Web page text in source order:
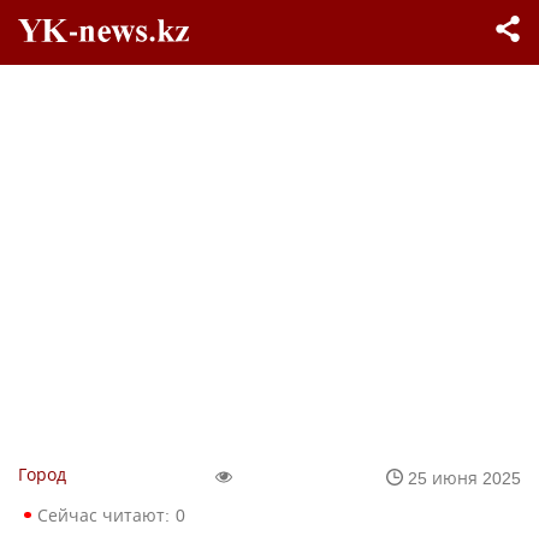
Город
25 июня 2025
Сейчас читают: 0